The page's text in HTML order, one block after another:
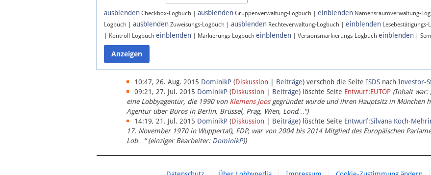
ausblenden Checkbox-Logbuch | ausblenden Gruppenverwaltung-Logbuch | einblenden Namensraumverwaltung-
Logbuch | ausblenden Zuweisungs-Logbuch | ausblenden Rechteverwaltung-Logbuch | einblenden
| Kontroll-Logbuch einblenden | Markierungs-Logbuch einblenden | Versionsmarkierungs-Logbuch einblenden |
10:47, 26. Aug. 2015 DominikP (Diskussion | Beiträge) verschob die Seite ISDS nach Investor-
09:21, 27. Jul. 2015 DominikP (Diskussion | Beiträge) löschte Seite Entwurf:EUTOP (Inhalt war:
eine Lobbyagentur, die 1990 von Klemens Joosgegründet wurde und ihren Hauptsitz in München
Agentur über Büros in Berlin, Brüssel, Prag, Wien, Lond…“)
14:19, 21. Jul. 2015 DominikP (Diskussion | Beiträge) löschte Seite Entwurf:Silvana Koch-
17. November 1970 in Wuppertal), FDP, war von 2004 bis 2014 Mitglied des Europäischen
Lob…“ (einziger Bearbeiter: DominikP))